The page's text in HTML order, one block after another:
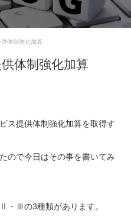
体制強化加算
体制強化加算
ス提供体制強化加算を取得す
ので今日はその事を書いてみ
・Ⅲの3種類があります。